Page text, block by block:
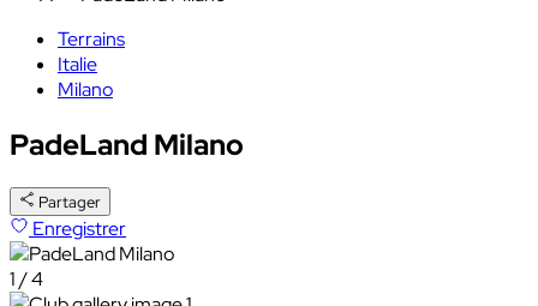
Terrains
Italie
Milano
PadeLand Milano
Partager
Enregistrer
1 / 4